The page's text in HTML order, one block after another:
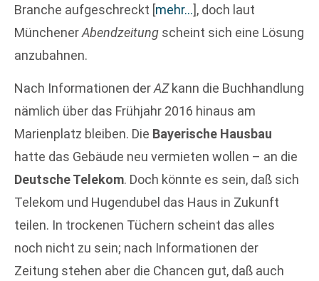
Branche aufgeschreckt [mehr…], doch laut
MünchenerAbendzeitung scheint sich eine Lösung
anzubahnen.
Nach Informationen derAZkann die Buchhandlung
nämlich über das Frühjahr 2016 hinaus am
Marienplatz bleiben. Die Bayerische Hausbau
hatte das Gebäude neu vermieten wollen – an die
Deutsche Telekom. Doch könnte es sein, daß sich
Telekom und Hugendubel das Haus in Zukunft
teilen. In trockenen Tüchern scheint das alles
noch nicht zu sein; nach Informationen der
Zeitung stehen aber die Chancen gut, daß auch